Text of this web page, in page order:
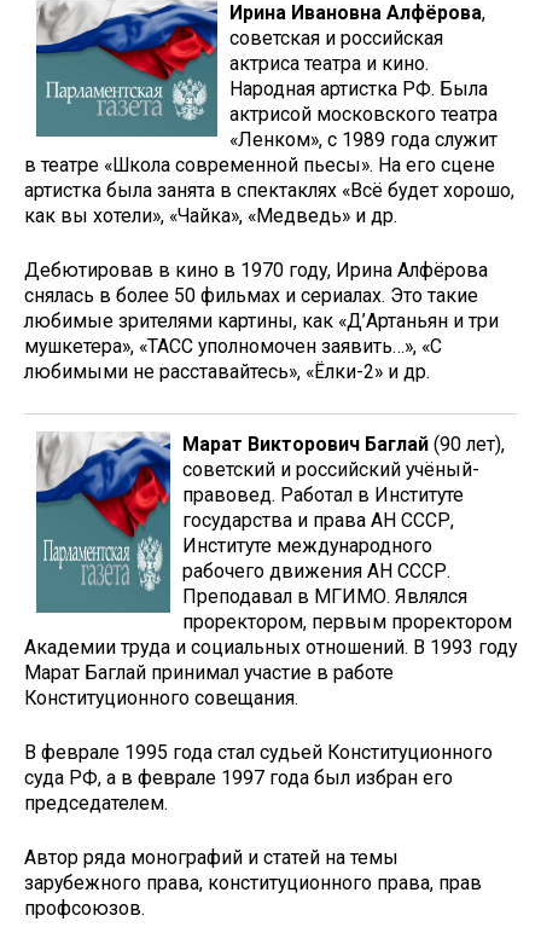
Ирина Ивановна Алфёрова,
советская и российская
актриса театра и кино.
Народная артистка РФ. Была
актрисой московского театра
«Ленком», с 1989 года служит
в театре «Школа современной пьесы». На его сцене
артистка была занята в спектаклях «Всё будет хорошо,
как вы хотели», «Чайка», «Медведь» и др.
Дебютировав в кино в 1970 году, Ирина Алфёрова
снялась в более 50 фильмах и сериалах. Это такие
любимые зрителями картины, как «Д’Артаньян и три
мушкетера», «ТАСС уполномочен заявить…», «С
любимыми не расставайтесь», «Ёлки-2» и др.
Марат Викторович Баглай (90 лет),
советский и российский учёный-
правовед. Работал в Институте
государства и права АН СССР,
Институте международного
рабочего движения АН СССР.
Преподавал в МГИМО. Являлся
проректором, первым проректором
Академии труда и социальных отношений. В 1993 году
Марат Баглай принимал участие в работе
Конституционного совещания.
В феврале 1995 года стал судьей Конституционного
суда РФ, а в феврале 1997 года был избран его
председателем.
Автор ряда монографий и статей на темы
зарубежного права, конституционного права, прав
профсоюзов.